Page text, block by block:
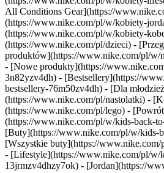
All Conditions Gear](https://
(https://www.nike.com/pl/w/kobiety-
(https://www.nike.com/pl/w/kobiety-
(https://www.nike.com/pl/dzieci) -
produktów](https://www.nike.com/pl/w/
- [Nowe produkty](https://
3n82yzv4dh) - [Bestsellery](https://
bestsellery-76m50zv4dh) - [Dla
(https://www.nike.com/pl/nastolatki) -
(https://www.nike.com/pl/lego) -
(https://www.nike.com/pl/w/kids-back-
[Buty](https://www.nike.com/pl/w/kids-
[Wszystkie buty](https://
- [Lifestyle](https://www.nike.com/pl/w/
13jrmzv4dhzy7ok) - [Jordan](https://